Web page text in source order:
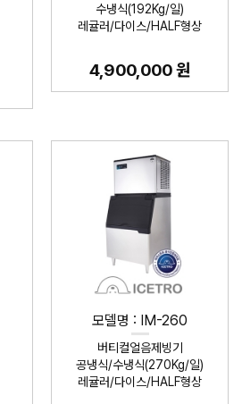
수냉식(192Kg/일)
레귤러/다이스/HALF형상
4,900,000 원
모델명 : IM-260
버티컬얼음제빙기
공냉식/수냉식(270Kg/일)
레귤러/다이스/HALF형상